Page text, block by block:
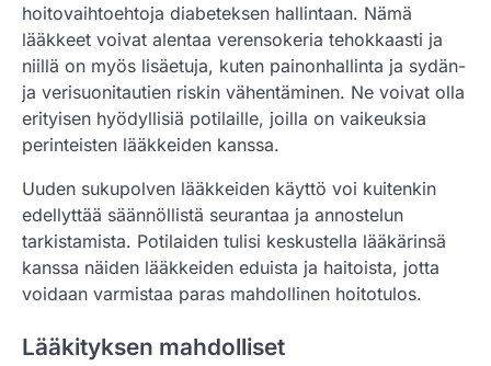
hoitovaihtoehtoja diabeteksen hallintaan. Nämä
lääkkeet voivat alentaa verensokeria tehokkaasti ja
niillä on myös lisäetuja, kuten painonhallinta ja sydän-
ja verisuonitautien riskin vähentäminen. Ne voivat olla
erityisen hyödyllisiä potilaille, joilla on vaikeuksia
perinteisten lääkkeiden kanssa.
Uuden sukupolven lääkkeiden käyttö voi kuitenkin
edellyttää säännöllistä seurantaa ja annostelun
tarkistamista. Potilaiden tulisi keskustella lääkärinsä
kanssa näiden lääkkeiden eduista ja haitoista, jotta
voidaan varmistaa paras mahdollinen hoitotulos.
Lääkityksen mahdolliset